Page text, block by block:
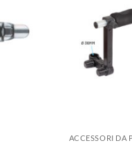
ACCESSORI DA